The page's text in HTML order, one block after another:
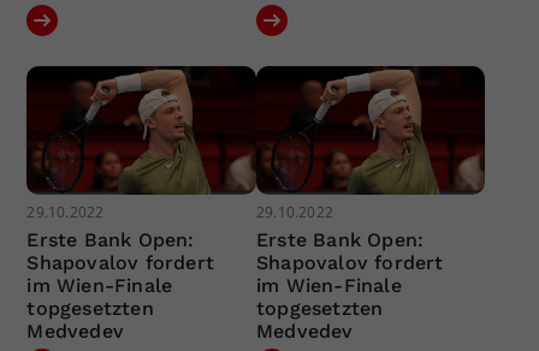
29.10.2022
Erste Bank Open:
Shapovalov fordert
im Wien-Finale
topgesetzten
Medvedev
29.10.2022
Erste Bank Open:
Shapovalov fordert
im Wien-Finale
topgesetzten
Medvedev